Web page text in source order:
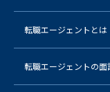
転職エージェントとは
転職エージェントの面